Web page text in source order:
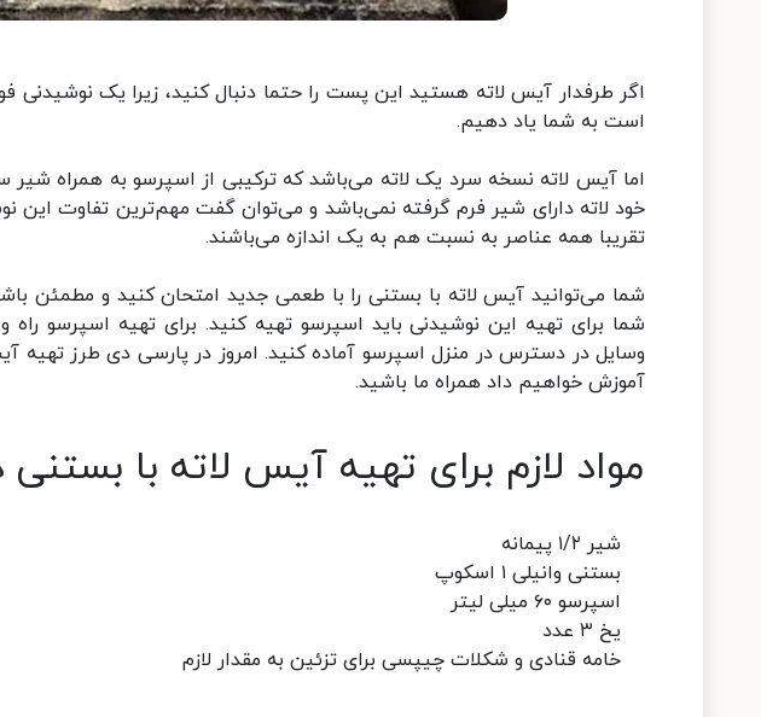
اگر طرفدار آیس لاته هستید این پست را حتما دنبال کنید، زیرا یک نوشیدنی
است به شما یاد دهیم.
اما آیس لاته نسخه سرد یک لاته می‌باشد که ترکیبی از اسپرسو به همراه شیر
خود لاته دارای شیر فرم گرفته نمی‌باشد و می‌توان گفت مهم‌ترین تفاوت این
تقریبا همه عناصر به نسبت هم به یک اندازه می‌باشند.
شما می‌توانید آیس لاته با بستنی را با طعمی جدید امتحان کنید و مطمئن
شما برای تهیه این نوشیدنی باید اسپرسو تهیه کنید. برای تهیه اسپرسو
وسایل در دسترس در منزل اسپرسو آماده کنید. امروز در پارسی دی طرز تهیه
آموزش خواهیم داد همراه ما باشید.
مواد لازم برای تهیه آیس لاته با بستنی
شیر ۱/۲ پیمانه
بستنی وانیلی ۱ اسکوپ
اسپرسو ۶۰ میلی لیتر
یخ ۳ عدد
خامه قنادی و شکلات چیپسی برای تزئین به مقدار لازم